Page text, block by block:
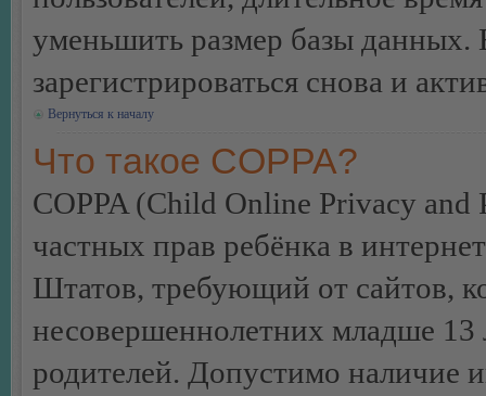
уменьшить размер базы данных.
зарегистрироваться снова и
Вернуться к началу
Что такое COPPA?
COPPA (Child Online Privacy
частных прав ребёнка в
Штатов, требующий от сайтов,
несовершеннолетних младше 13
родителей. Допустимо наличие